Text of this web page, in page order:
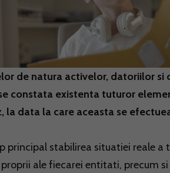
de natura activelor, datoriilor
constata existenta tuturor
la data la care aceasta se
principal stabilirea situatiei reale
ale fiecarei entitati, precum